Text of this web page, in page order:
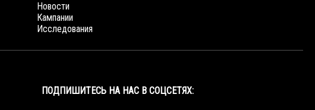
Новости
Кампании
Исследования
ПОДПИШИТЕСЬ НА НАС В СОЦСЕТЯХ: